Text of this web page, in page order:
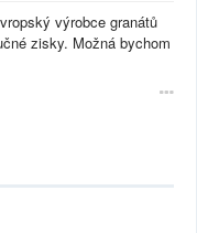
výrobce granátů
zisky. Možná bychom